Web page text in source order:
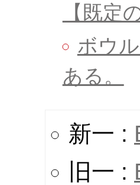
【既定
ボウ
ある。
新一 :
旧一 :